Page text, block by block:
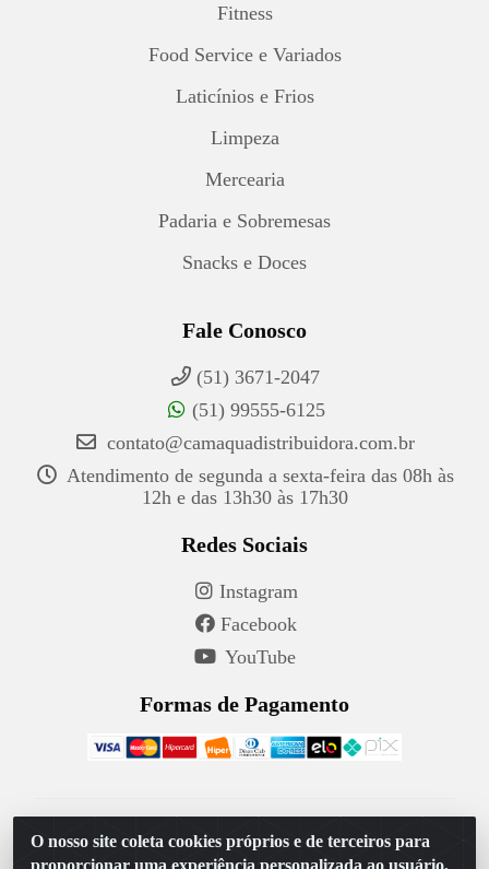
O nosso site coleta cookies próprios e de terceiros para
proporcionar uma experiência personalizada ao usuário,
Fitness
Food Service e Variados
Laticínios e Frios
Limpeza
Mercearia
Padaria e Sobremesas
Snacks e Doces
Fale Conosco
(51) 3671-2047
(51) 99555-6125
contato@camaquadistribuidora.com.br
Atendimento de segunda a sexta-feira das 08h às
12h e das 13h30 às 17h30
Redes Sociais
Instagram
Facebook
YouTube
Formas de Pagamento
Camaquã Distribuidora Ltda - Avenida Conego Luiz W
Hanquet, 1001 - Parque Residencial do Arroio Duro,